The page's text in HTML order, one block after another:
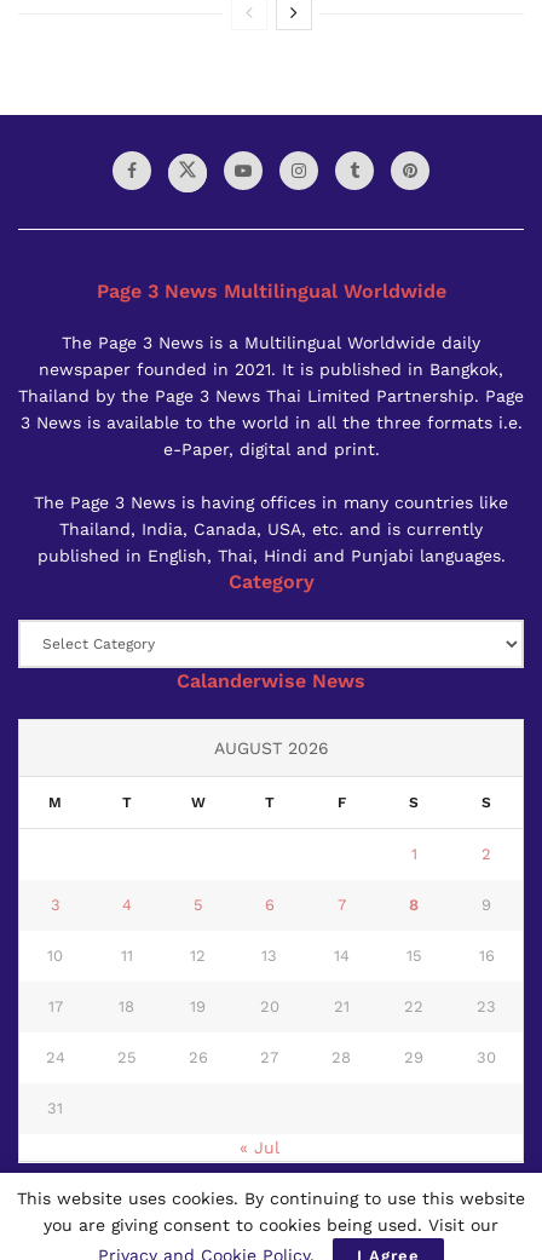
Page 3 News Multilingual Worldwide
The Page 3 News is a Multilingual Worldwide daily
newspaper founded in 2021. It is published in Bangkok,
Thailand by the Page 3 News Thai Limited Partnership. Page
3 News is available to the world in all the three formats i.e.
e-Paper, digital and print.
The Page 3 News is having offices in many countries like
Thailand, India, Canada, USA, etc. and is currently
published in English, Thai, Hindi and Punjabi languages.
Category
Calanderwise News
AUGUST 2026
M T W T F S S
1 2
3 4 5 6 7 8 9
10 11 12 13 14 15 16
17 18 19 20 21 22 23
24 25 26 27 28 29 30
31
« Jul
Page 3 News
- First Multilingual Worldwide Newspaper based
This website uses cookies. By continuing to use this website
you are giving consent to cookies being used. Visit our
Privacy and Cookie Policy. I Agree